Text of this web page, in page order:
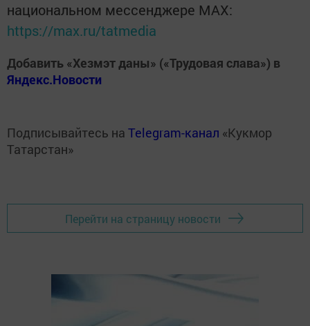
национальном мессенджере MАХ:
https://max.ru/tatmedia
Добавить «Хезмэт даны» («Трудовая слава») в
Яндекс.Новости
Подписывайтесь на Telegram-канал «Кукмор
Татарстан»
Перейти на страницу новости